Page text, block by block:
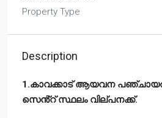
Property Type
Description
1.കാവക്കാട് ആയവന
സെൻ്റ് സ്ഥലം വില്പനക്ക്.